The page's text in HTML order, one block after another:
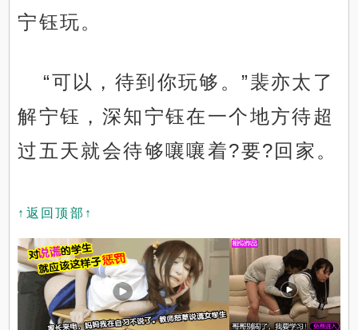
宁钰玩。
“可以，待到你玩够。”裴亦太了
解宁钰，深知宁钰在一个地方待超
过五天就会待够嚷嚷着?要?回家。
↑返回顶部↑